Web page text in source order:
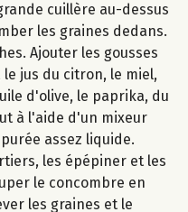
cuillère au-dessus
les graines dedans.
Ajouter les gousses
jus du citron, le miel,
d'olive, le paprika, du
à l'aide d'un mixeur
assez liquide.
les épépiner et les
le concombre en
les graines et le